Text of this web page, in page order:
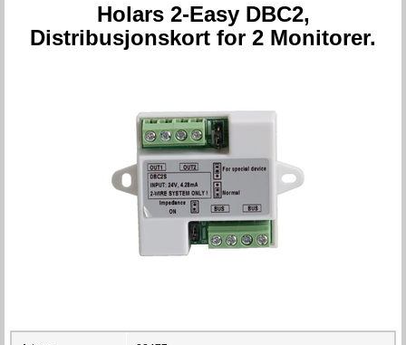
Holars 2-Easy DBC2,
Distribusjonskort for 2 Monitorer.